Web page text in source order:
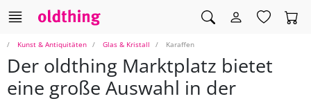
Kunst & Antiquitäten Glas & Kristall Karaffen
Der oldthing Marktplatz bietet
eine große Auswahl in der